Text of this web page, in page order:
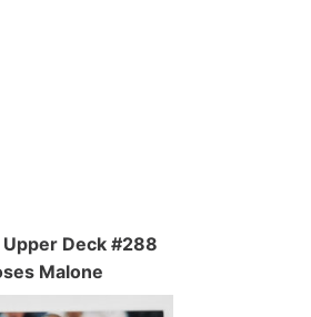
Deck #288
Malone